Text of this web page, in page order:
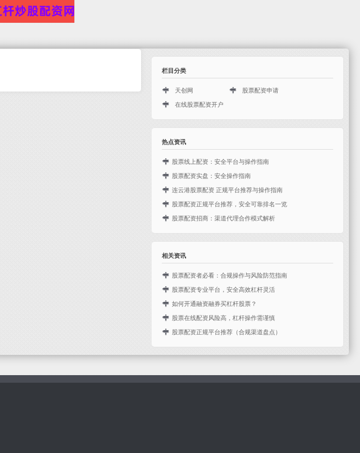
栏目分类
天创网
股票配资申请
在线股票配资开户
热点资讯
股票线上配资：安全平台与操作指南
近年来，随着金融科技的发展在线股票配资开户，股票线上
配资逐渐成为投资者扩大资金规模、提升收益潜力的重要工
具。然而，市场上配资平台良莠不齐，如何选择安全可靠的
平台...
股票配资实盘：安全操作指南
在股市波动加剧的背景下，越来越多的投资者开始关注股票
配资实盘交易。配资能够放大资金杠杆，但同时也伴随着更
高的风险。本文将从实操角度出发，为投资者梳理股票配资
实盘...
连云港股票配资 正规平台推荐与操作指南
在股票投资领域，配资作为一种放大资金的操作方式，受到
不少投资者的关注。连云港作为江苏省重要的沿海城市，金
融市场活跃，股票配资需求也日益增长。然而，面对市场上
股票配资正规平台推荐，安全可靠排名一览
随着股市行情的波动，越来越多的投资者开始关注股票配资
这一杠杆工具。然而，市场上配资平台良莠不齐，如何选择
从资...
股票配资招商：渠道代理合作模式解析
随着金融市场的不断发展，股票配资作为一种灵活的资金管
或个人而言，股票配资招商中的渠道代理合作模式天创网，
正成...
相关资讯
股票配资者必看：合规操作与风险防范指南
在A股市场波动加剧的背景下，股票配资作为一种杠杆投资
方式股票配资申请，吸引了众多寻求放大收益的投资者。然
而，配资操作并非简单的“借钱炒股”，其中涉及的法律合规
与...
股票配资专业平台，安全高效杠杆灵活
在当今瞬息万变的股市环境中股票配资申请，投资者对资金
灵活性的需求日益增长。股票配资作为一种成熟的金融工
具，正成为越来越多投资者优化资金配置、放大收益的重要
选择。...
如何开通融资融券买杠杆股票？
在股票市场中，融资融券是一种常见的杠杆交易方式，允许
投资者借入资金买入股票（融资）或借入股票卖出（融
券），从而放大收益。但对于新手来说，如何开通融资融券
并正确使...
股票在线配资风险高，杠杆操作需谨慎
近年来，随着股市的波动和投资者对高收益的追求，股票在
线配资逐渐进入大众视野。所谓配资，是指投资者通过配资
平台借入资金进行股票交易，以放大收益的操作方式。然
而，高...
股票配资正规平台推荐（合规渠道盘点）
在股市行情波动加剧的背景下，不少投资者希望通过配资放
大收益。然而，市场上配资平台鱼龙混杂，选择合规渠道至
关重要。本文将为您盘点几类正规股票配资平台，帮助您避